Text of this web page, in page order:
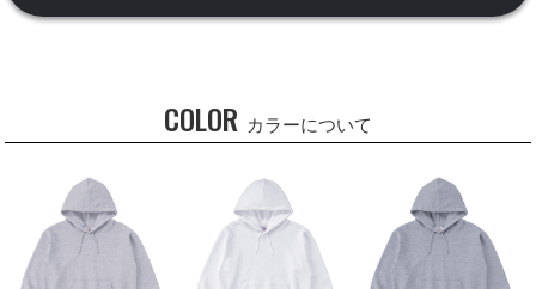
COLOR カラーについて